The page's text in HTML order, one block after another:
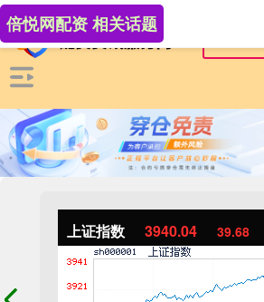
上证指数 3940.04 39.68
倍悦网配资 相关话题